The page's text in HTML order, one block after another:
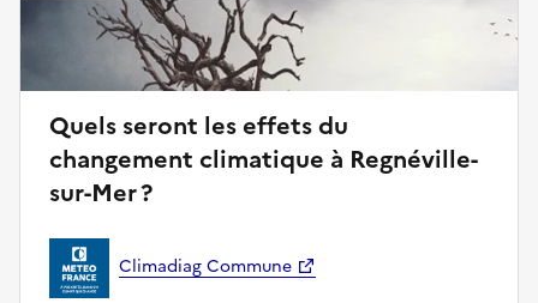
Quels seront les effets du
changement climatique à Regnéville-
sur-Mer ?
Climadiag Commune